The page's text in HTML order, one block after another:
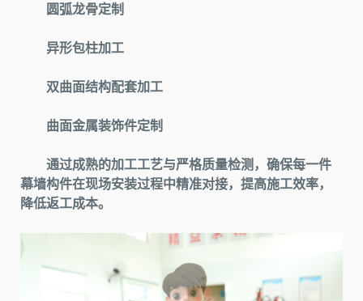
圆弧龙骨定制
异形包柱加工
双曲面结构配套加工
曲面金属装饰件定制
通过成熟的加工工艺与严格质量检测，确保每一件
幕墙构件在现场安装过程中精准对接，提高施工效率，
降低返工成本。